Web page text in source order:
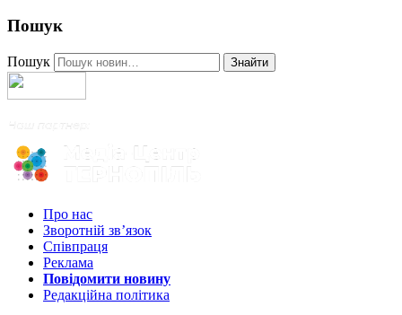
Пошук
Пошук Знайти
Про нас
Зворотній зв’язок
Співпраця
Реклама
Повідомити новину
Редакційна політика